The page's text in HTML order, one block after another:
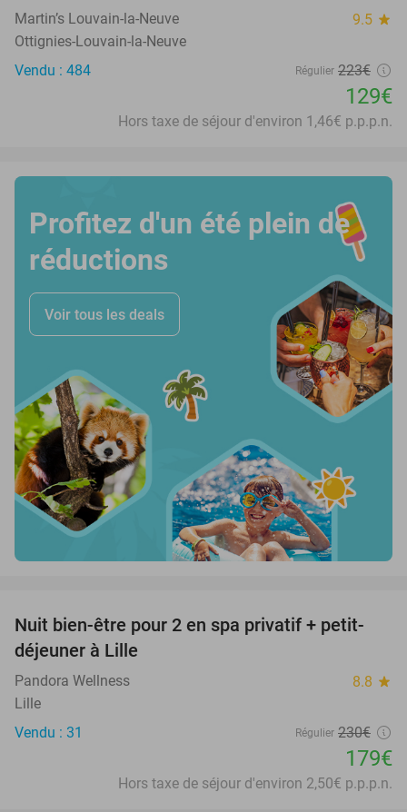
Martin’s Louvain-la-Neuve 9.5 star
Ottignies-Louvain-la-Neuve
Vendu : 484
Régulier 223€
129€
Hors taxe de séjour d'environ 1,46€ p.p.p.n.
Profitez d'un été plein de
réductions
Voir tous les deals
22%
Nuit bien-être pour 2 en spa privatif + petit-
déjeuner à Lille
Pandora Wellness 8.8 star
Lille
Vendu : 31
Régulier 230€
179€
Hors taxe de séjour d'environ 2,50€ p.p.p.n.